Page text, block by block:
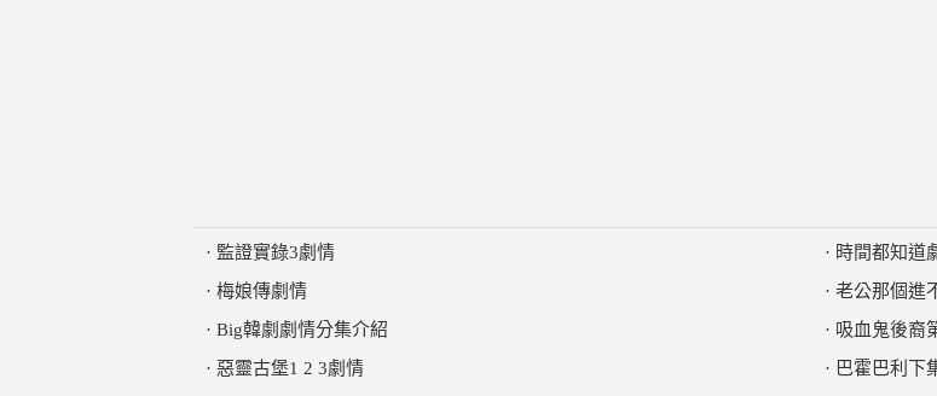
· 監證實錄3劇情
· 梅娘傳劇情
· Big韓劇劇情分集介紹
· 惡靈古堡1 2 3劇情
· 時間都知道
· 老公那個進
· 吸血鬼後裔
· 巴霍巴利下